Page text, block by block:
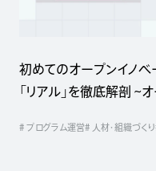
初めてのオープンイノベ
「リアル」を徹底解剖 ~
# プログラム運営# 人材・組織づくり